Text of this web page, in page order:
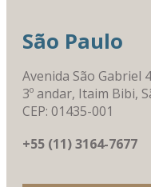
São Paulo
Avenida São Gabriel
3º andar, Itaim Bibi,
CEP: 01435-001
+55 (11) 3164-7677